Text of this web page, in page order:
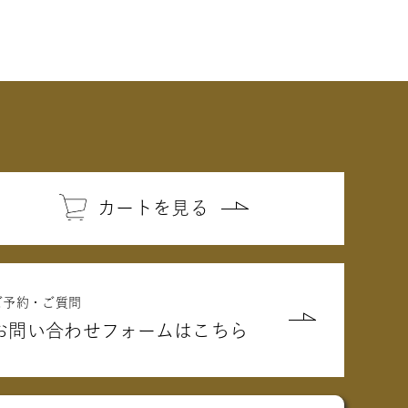
カートを見る
予約・ご質問
問い合わせフォームはこちら